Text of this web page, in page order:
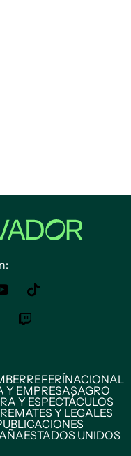
REFERÍNACIONAL
Y EMPRESASAGRO
Y ESPECTÁCULOS
REMATES Y LEGALES
ESTADOS UNIDOS